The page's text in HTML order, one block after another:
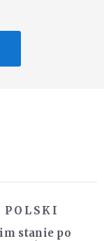
POLSKI
stanie po